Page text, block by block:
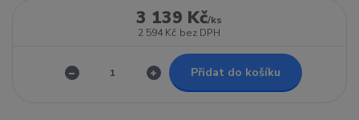
3 139 Kč/ks
2 594 Kč bez DPH
Přidat do košíku